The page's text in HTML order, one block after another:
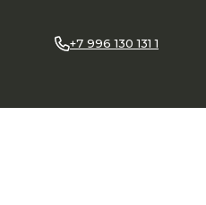
+7 996 130 131 1